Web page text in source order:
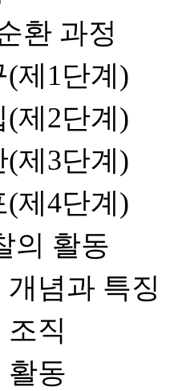
환 과정
(제1단계)
(제2단계)
(제3단계)
(제4단계)
의 활동
념과 특징
직
활동